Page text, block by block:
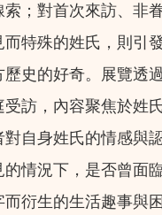
；對首次來訪、非
特殊的姓氏，則引
史的好奇。展覽透
訪，內容聚焦於姓
自身姓氏的情感與
情況下，是否曾面
衍生的生活趣事與困